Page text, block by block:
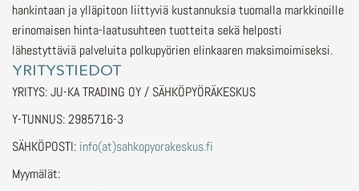
hankintaan ja ylläpitoon liittyviä kustannuksia tuomalla markkinoille
erinomaisen hinta-laatusuhteen tuotteita sekä helposti
lähestyttäviä palveluita polkupyörien elinkaaren maksimoimiseksi.
YRITYSTIEDOT
YRITYS: JU-KA TRADING OY / SÄHKÖPYÖRÄKESKUS
Y-TUNNUS: 2985716-3
SÄHKÖPOSTI: info(at)sahkopyorakeskus.fi
Myymälät: